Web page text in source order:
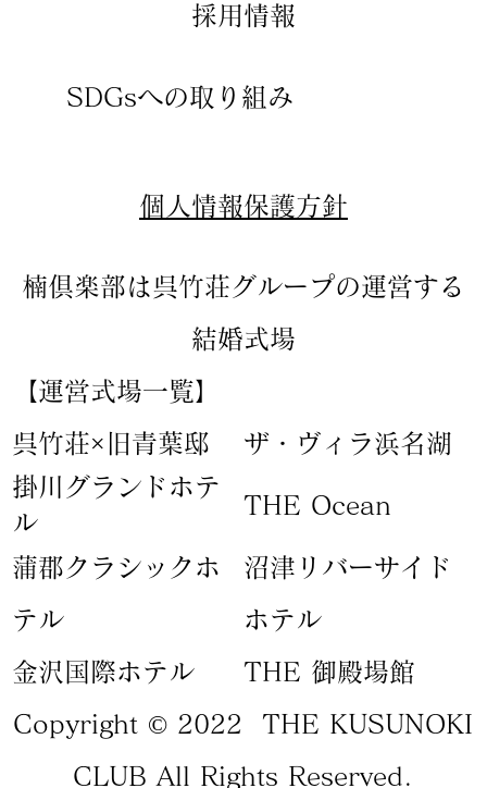
​個人情報保護方針
SDGsへの取り組み
​採用情報
Copyright © 2022 THE KUSUNOKI
CLUB All Rights Reserved.
【運営式場一覧】
​呉竹荘×旧青葉邸
ザ・ヴィラ浜名湖
​掛川グランドホテ
ル
​THE Ocean
蒲郡クラシックホ
テル
​沼津リバーサイド
ホテル
​金沢国際ホテル
​THE 御殿場館
楠倶楽部は呉竹荘グループの運営する
結婚式場